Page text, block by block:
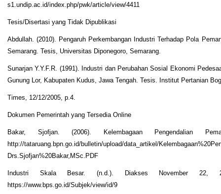
s1.undip.ac.id/index.php/pwk/article/view/4411
Tesis/Disertasi yang Tidak Dipublikasi
Abdullah. (2010). Pengaruh Perkembangan Industri Terhadap Pola
Semarang. Tesis, Universitas Diponegoro, Semarang.
Sunarjan Y.Y.F.R. (1991). Industri dan Perubahan Sosial Ekonomi
Gunung Lor, Kabupaten Kudus, Jawa Tengah. Tesis. Institut Pertanian
Times, 12/12/2005, p.4.
Dokumen Pemerintah yang Tersedia Online
Bakar, Sjofjan. (2006). Kelembagaan Pengendalian
http://tataruang.bpn.go.id/bulletin/upload/data_artikel/
Drs.Sjofjan%20Bakar,MSc.PDF
Industri Skala Besar. (n.d.). Diakses November 22,
https://www.bps.go.id/Subjek/view/id/9